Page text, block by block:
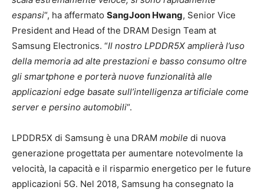
espansi“, ha affermato SangJoon Hwang, Senior Vice
President and Head of the DRAM Design Team at
Samsung Electronics. “Il nostro LPDDR5X amplierà l’uso
della memoria ad alte prestazioni e basso consumo oltre
gli smartphone e porterà nuove funzionalità alle
applicazioni edge basate sull’intelligenza artificiale come
server e persino automobili“.
LPDDR5X di Samsung è una DRAM mobile di nuova
generazione progettata per aumentare notevolmente la
velocità, la capacità e il risparmio energetico per le future
applicazioni 5G. Nel 2018, Samsung ha consegnato la